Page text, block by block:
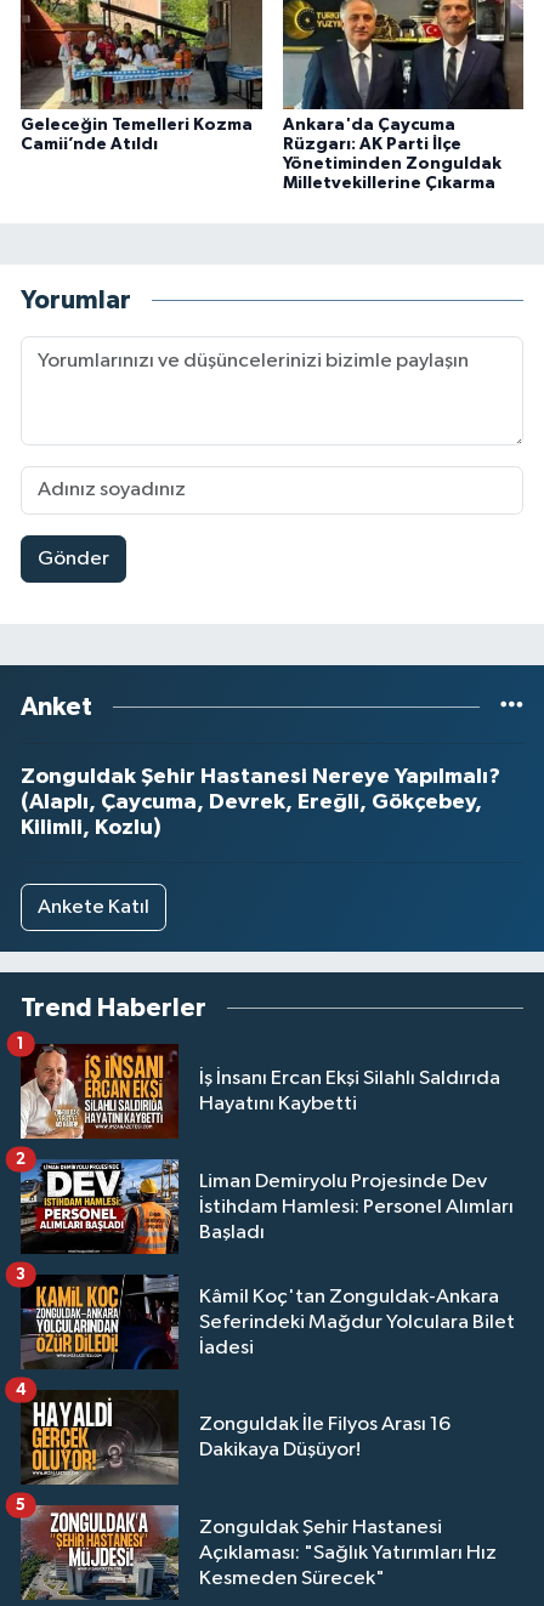
Geleceğin Temelleri Kozma
Camii’nde Atıldı
Ankara'da Çaycuma
Rüzgarı: AK Parti İlçe
Yönetiminden Zonguldak
Milletvekillerine Çıkarma
Yorumlar
Gönder
Anket
Zonguldak Şehir Hastanesi Nereye Yapılmalı?
(Alaplı, Çaycuma, Devrek, Ereğli, Gökçebey,
Kilimli, Kozlu)
Ankete Katıl
Trend Haberler
İş İnsanı Ercan Ekşi Silahlı Saldırıda
Hayatını Kaybetti
1
Liman Demiryolu Projesinde Dev
İstihdam Hamlesi: Personel Alımları
Başladı
2
Kâmil Koç'tan Zonguldak-Ankara
Seferindeki Mağdur Yolculara Bilet
İadesi
3
Zonguldak İle Filyos Arası 16
Dakikaya Düşüyor!
4
Zonguldak Şehir Hastanesi
Açıklaması: "Sağlık Yatırımları Hız
Kesmeden Sürecek"
5